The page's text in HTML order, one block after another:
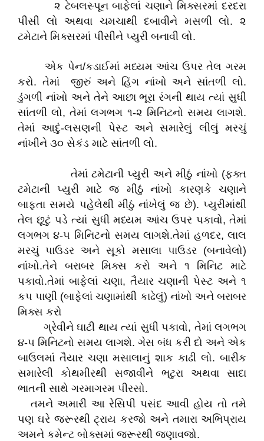
૨ ટેબલસ્પૂન બાફેલાં ચણાને મિક્સરમાં દરદરા
પીસી લો અથવા ચમચાથી દબાવીને મસળી લો. ૨
ટમેટાને મિક્સરમાં પીસીને પ્યુરી બનાવી લો.
એક પેન/કડાઈમાં મધ્યમ આંચ ઉપર તેલ ગરમ
કરો. તેમાં જીરું અને હિંગ નાંખો અને સાંતળી લો.
ડુંગળી નાંખો અને તેને આછા ભૂરા રંગની થાય ત્યાં સુધી
સાંતળી લો, તેમાં લગભગ ૧-૨ મિનિટનો સમય લાગશે.
તેમાં આદું-લસણની પેસ્ટ અને સમારેલું લીલું મરચું
નાંખીને ૩૦ સેકંડ માટે સાંતળી લો.
તેમાં ટમેટાની પ્યુરી અને મીઠું નાંખો (ફક્ત
ટમેટાની પ્યુરી માટે જ મીઠું નાંખો કારણકે ચણાને
બાફતા સમયે પહેલેથી મીઠું નાંખેલું જ છે). પ્યુરીમાંથી
તેલ છૂટું પડે ત્યાં સુધી મધ્યમ આંચ ઉપર પકાવો, તેમાં
લગભગ ૪-૫ મિનિટનો સમય લાગશે.તેમાં હળદર, લાલ
મરચું પાઉડર અને સૂકો મસાલા પાઉડર (બનાવેલો)
નાંખો.તેને બરાબર મિક્સ કરો અને ૧ મિનિટ માટે
પકાવો.તેમાં બાફેલાં ચણા, તૈયાર ચણાની પેસ્ટ અને ૧
કપ પાણી (બાફેલાં ચણામાંથી કાઢેલું) નાંખો અને બરાબર
મિક્સ કરો
ગ્રેવીને ઘાટી થાય ત્યાં સુધી પકાવો, તેમાં લગભગ
૪-૫ મિનિટનો સમય લાગશે. ગેસ બંધ કરી દો અને એક
બાઉલમાં તૈયાર ચણા મસાલાનું શાક કાઢી લો. બારીક
સમારેલી કોથમીરથી સજાવીને ભટુરા અથવા સાદા
ભાતની સાથે ગરમાગરમ પીરસો.
તમને અમારી આ રેસિપી પસંદ આવી હોય તો તમે
પણ ઘરે જરૂરથી ટ્રાય કરજો અને તમારા અભિપ્રાય
અમને કમેન્ટ બોક્સમાં જરૂરથી જણાવજો.